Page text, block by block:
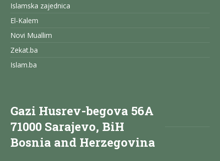
Islamska zajednica
El-Kalem
Novi Muallim
Zekat.ba
Islam.ba
Gazi Husrev-begova 56A
71000 Sarajevo, BiH
Bosnia and Herzegovina